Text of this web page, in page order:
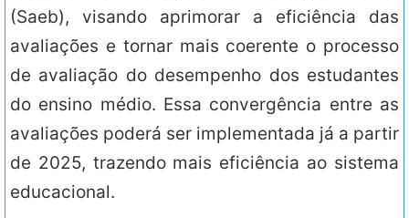
(Saeb), visando aprimorar a eficiência das
avaliações e tornar mais coerente o processo
de avaliação do desempenho dos estudantes
do ensino médio. Essa convergência entre as
avaliações poderá ser implementada já a partir
de 2025, trazendo mais eficiência ao sistema
educacional.